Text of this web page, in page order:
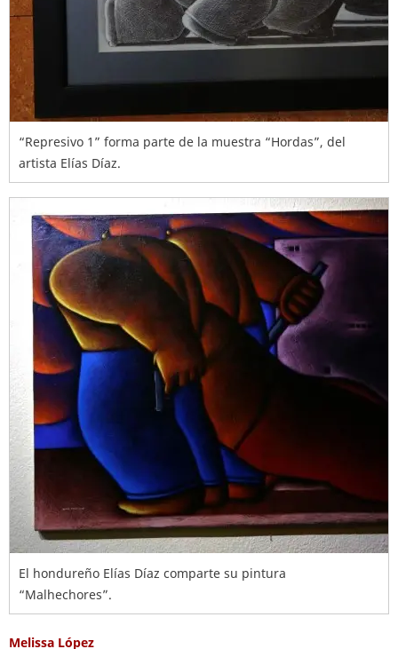
“Represivo 1” forma parte de la muestra “Hordas”, del
artista Elías Díaz.
El hondureño Elías Díaz comparte su pintura
“Malhechores”.
Melissa López